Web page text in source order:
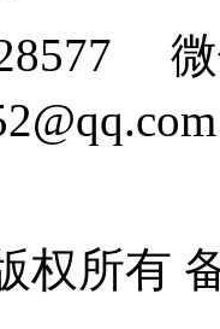
权所有